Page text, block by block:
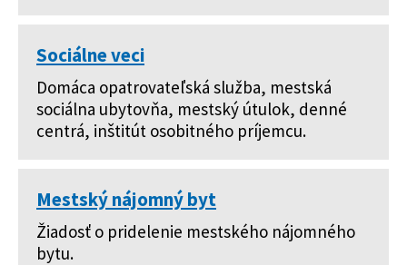
Sociálne veci
Domáca opatrovateľská služba, mestská
sociálna ubytovňa, mestský útulok, denné
centrá, inštitút osobitného príjemcu.
Mestský nájomný byt
Žiadosť o pridelenie mestského nájomného
bytu.